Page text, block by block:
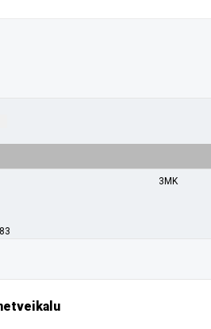
3MK